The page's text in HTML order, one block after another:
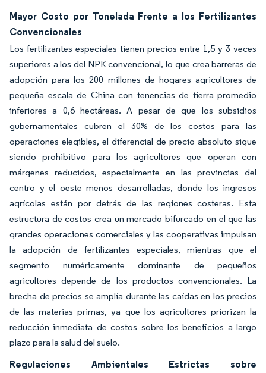
Mayor Costo por Tonelada Frente a los Fertilizantes
Convencionales
Los fertilizantes especiales tienen precios entre 1,5 y 3 veces
superiores a los del NPK convencional, lo que crea barreras de
adopción para los 200 millones de hogares agricultores de
pequeña escala de China con tenencias de tierra promedio
inferiores a 0,6 hectáreas. A pesar de que los subsidios
gubernamentales cubren el 30% de los costos para las
operaciones elegibles, el diferencial de precio absoluto sigue
siendo prohibitivo para los agricultores que operan con
márgenes reducidos, especialmente en las provincias del
centro y el oeste menos desarrolladas, donde los ingresos
agrícolas están por detrás de las regiones costeras. Esta
estructura de costos crea un mercado bifurcado en el que las
grandes operaciones comerciales y las cooperativas impulsan
la adopción de fertilizantes especiales, mientras que el
segmento numéricamente dominante de pequeños
agricultores depende de los productos convencionales. La
brecha de precios se amplía durante las caídas en los precios
de las materias primas, ya que los agricultores priorizan la
reducción inmediata de costos sobre los beneficios a largo
plazo para la salud del suelo.
Regulaciones Ambientales Estrictas sobre